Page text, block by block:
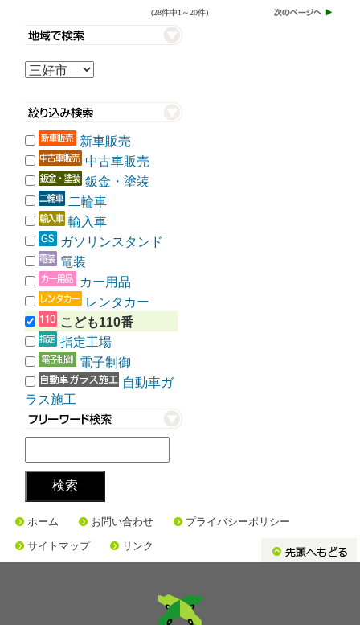
(28件中1～20件)
新車販売
中古車販売
鈑金・塗装
二輪車
輸入車
ガソリンスタンド
電装
カー用品
レンタカー
こども110番
指定工場
電子制御
自動車ガ
ラス施工
ホーム お問い合わせ
プライバシーポリシー
サイトマップ
リンク